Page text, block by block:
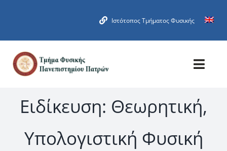
Ιστότοπος Τμήματος Φυσικής
Αρχική
Προκήρυξη-Αίτηση
Ειδίκευση: Θεωρητική,
Υπολογιστική Φυσική